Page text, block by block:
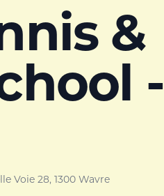
&
-
Voie 28, 1300 Wavre